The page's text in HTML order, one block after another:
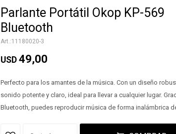
Parlante Portátil Okop KP-569
Bluetooth
11180020-3
USD 49,00
Perfecto para los amantes de la música. Con un diseño
sonido potente y claro, ideal para llevar a cualquier lugar.
Bluetooth, puedes reproducir música de forma inalámbrica